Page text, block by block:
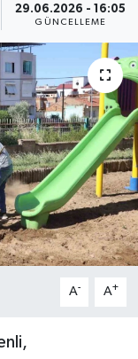
29.06.2026 - 16:05
GÜNCELLEME
A- A+